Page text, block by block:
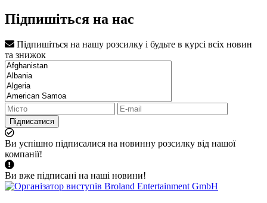
Підпишіться на нас
Підпишіться на нашу розсилку і будьте в курсі всіх новин
та знижок
Підписатися
Ви успішно підписалися на новинну розсилку від нашої
компанії!
Ви вже підписані на наші новини!